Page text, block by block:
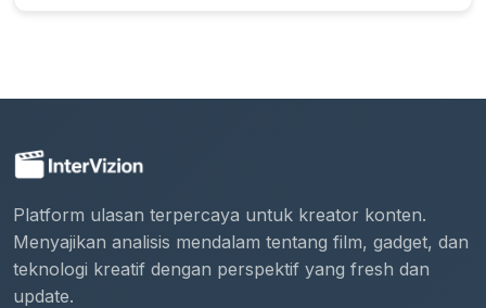
Platform ulasan terpercaya untuk kreator konten.
Menyajikan analisis mendalam tentang film, gadget, dan
teknologi kreatif dengan perspektif yang fresh dan
update.